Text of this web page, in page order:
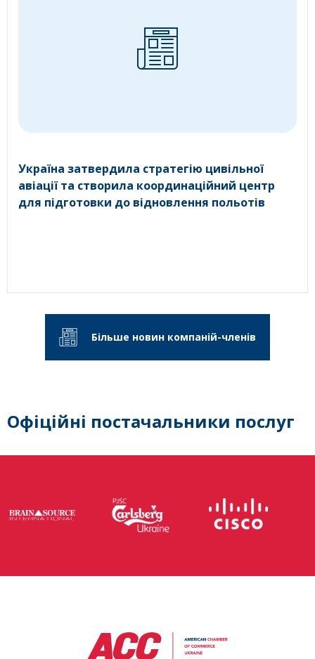
Україна затвердила стратегію цивільної
авіації та створила координаційний центр
для підготовки до відновлення польотів
Більше новин компаній-членів
Офіційні постачальники послуг